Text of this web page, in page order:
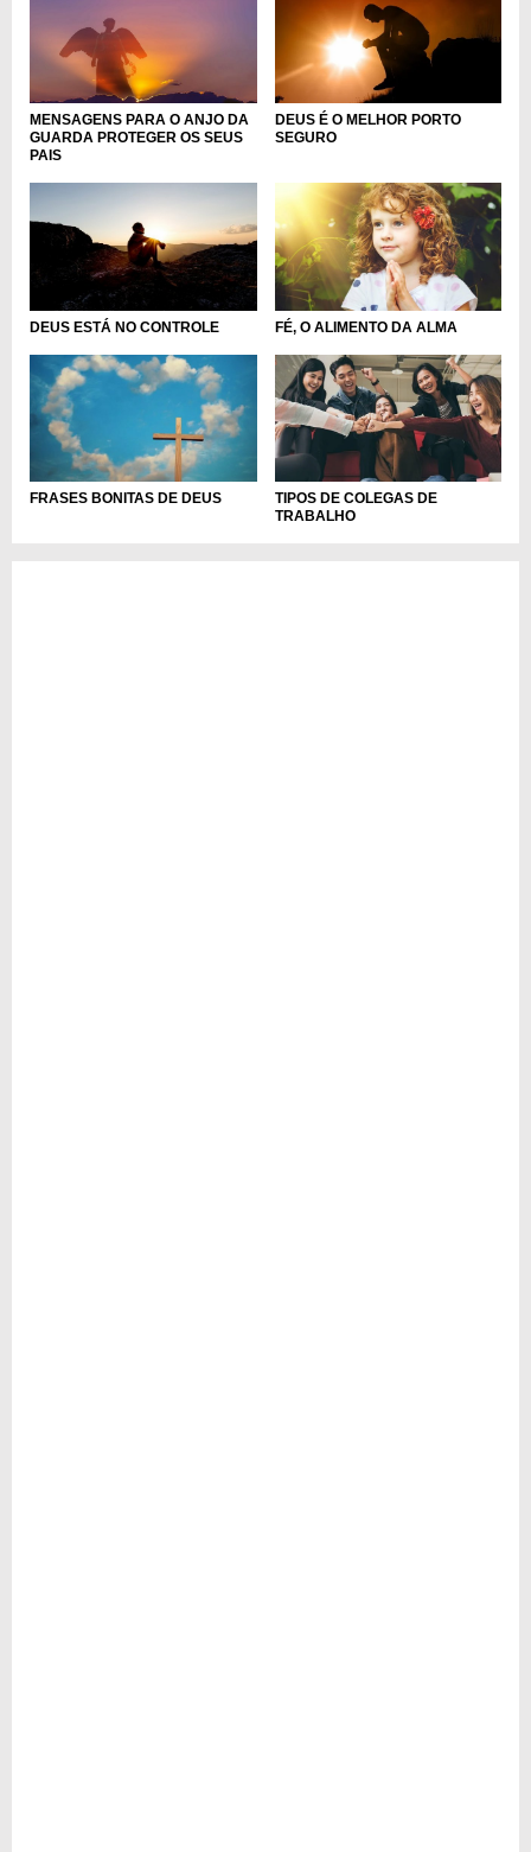
MENSAGENS PARA O ANJO DA
GUARDA PROTEGER OS SEUS
PAIS
DEUS É O MELHOR PORTO
SEGURO
DEUS ESTÁ NO CONTROLE FÉ, O ALIMENTO DA ALMA
FRASES BONITAS DE DEUS
TIPOS DE COLEGAS DE
TRABALHO